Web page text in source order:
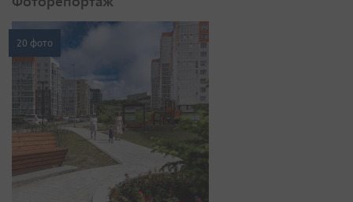
20 фото